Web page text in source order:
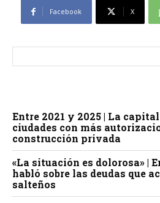
Facebook X
Entre 2021 y 2025 | La
ciudades con más
construcción privada
«La situación es dolorosa» |
habló sobre las deudas que
salteños